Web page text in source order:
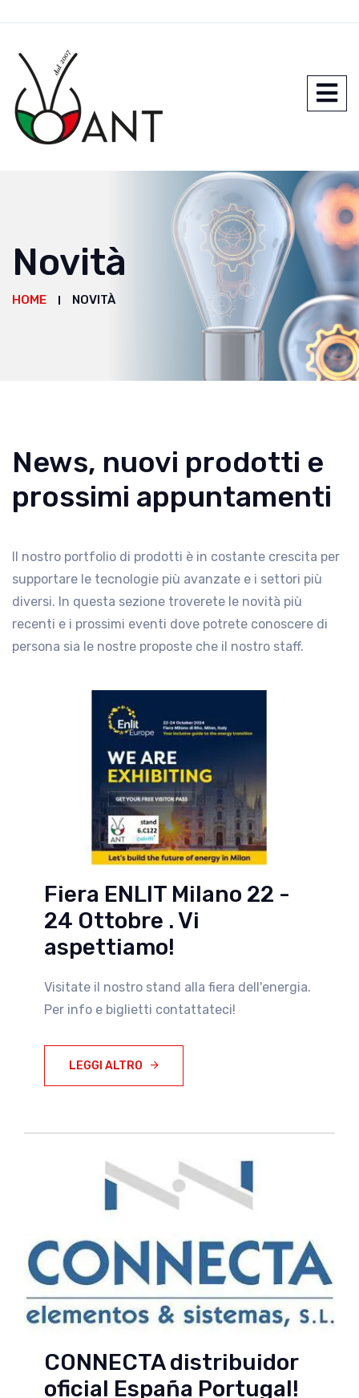
Novità
HOME NOVITÀ
News, nuovi prodotti e
prossimi appuntamenti
Il nostro portfolio di prodotti è in costante crescita per
supportare le tecnologie più avanzate e i settori più
diversi. In questa sezione troverete le novità più
recenti e i prossimi eventi dove potrete conoscere di
persona sia le nostre proposte che il nostro staff.
Fiera ENLIT Milano 22 -
24 Ottobre . Vi
aspettiamo!
Visitate il nostro stand alla fiera dell'energia.
Per info e biglietti contattateci!
LEGGI ALTRO
CONNECTA distribuidor
oficial España Portugal!